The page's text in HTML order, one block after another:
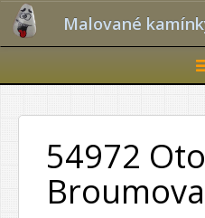
Malované
54972
Broumova